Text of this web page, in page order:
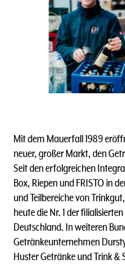
Mit dem Mauerfall 1989
neuer, großer Markt, den
Seit den erfolgreichen
Box, Riepen und FRISTO in
und Teilbereiche von
heute die Nr. 1 der
Deutschland. In weiteren
Getränkeunternehmen
Huster Getränke und Trink